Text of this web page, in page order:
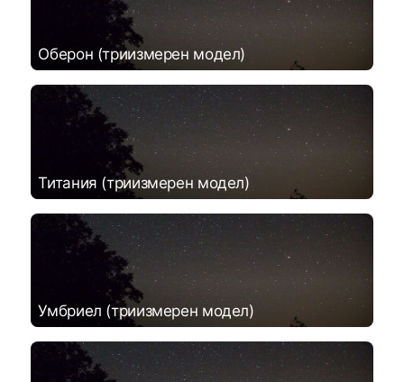
Оберон (триизмерен модел)
Титания (триизмерен модел)
Умбриел (триизмерен модел)